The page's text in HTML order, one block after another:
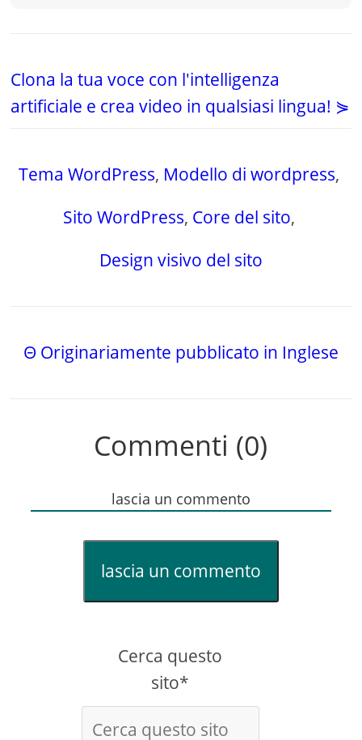
Clona la tua voce con l'intelligenza
artificiale e crea video in qualsiasi lingua! ⋟
Tema WordPress, Modello di wordpress,
Sito WordPress, Core del sito,
Design visivo del sito
Θ Originariamente pubblicato in Inglese
Commenti (0)
lascia un commento
lascia un commento
Cerca questo
sito*